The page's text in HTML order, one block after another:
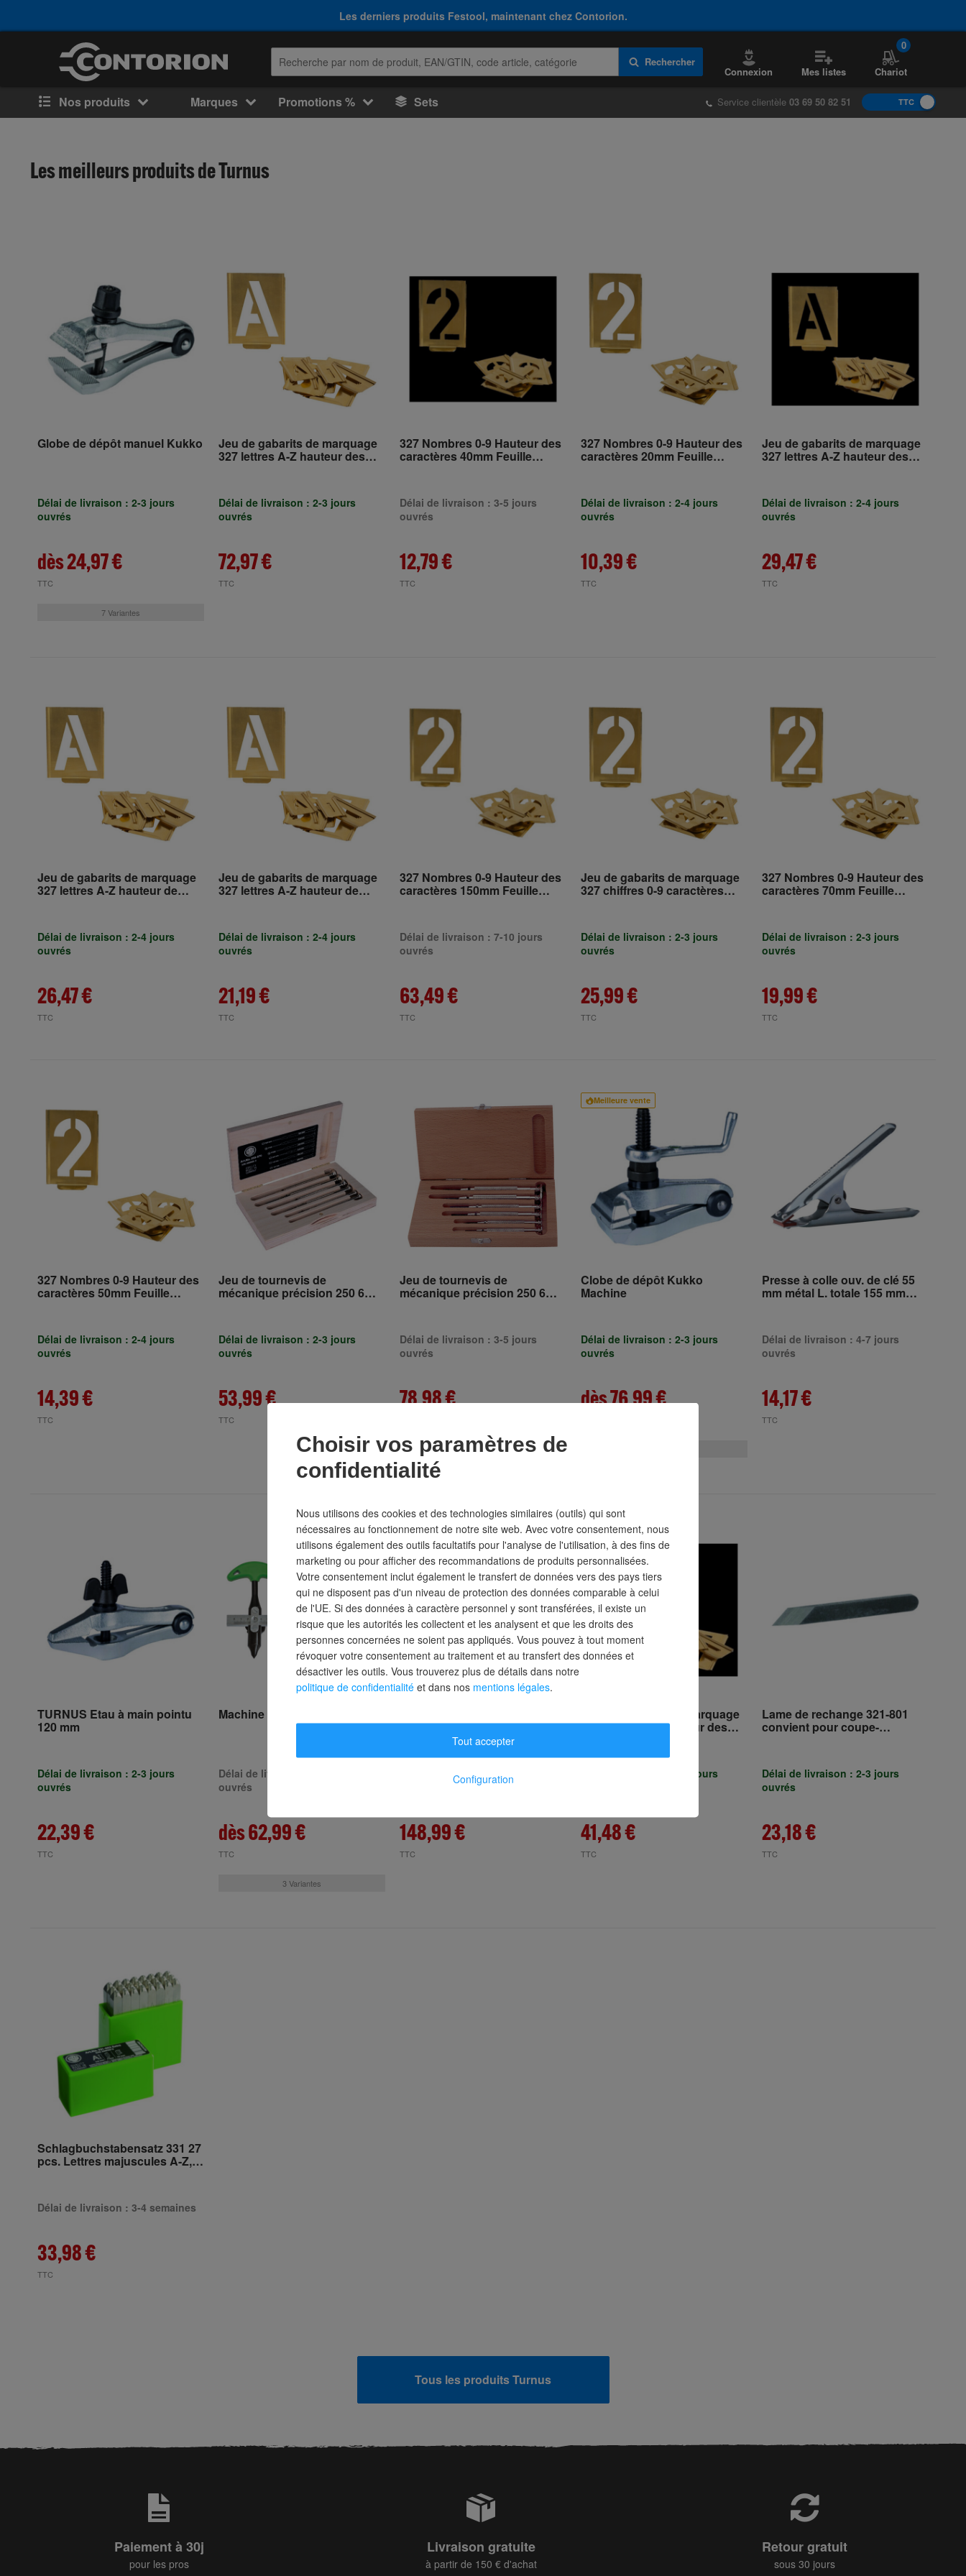
Les derniers produits Festool, maintenant chez Contorion.
Rechercher
Connexion Mes listes
0
Chariot
Nos produits Marques Promotions % Sets Service clientèle 03 69 50 82 51 TTC
Les meilleurs produits de Turnus
Globe de dépôt manuel Kukko
Délai de livraison : 2-3 jours
ouvrés
dès 24,97 €
TTC
7 Variantes
Jeu de gabarits de marquage
327 lettres A-Z hauteur des
Délai de livraison : 2-3 jours
ouvrés
72,97 €
TTC
327 Nombres 0-9 Hauteur des
caractères 40mm Feuille
Délai de livraison : 3-5 jours
ouvrés
12,79 €
TTC
327 Nombres 0-9 Hauteur des
caractères 20mm Feuille
Délai de livraison : 2-4 jours
ouvrés
10,39 €
TTC
Jeu de gabarits de marquage
327 lettres A-Z hauteur des
Délai de livraison : 2-4 jours
ouvrés
29,47 €
TTC
Jeu de gabarits de marquage
327 lettres A-Z hauteur de
Délai de livraison : 2-4 jours
ouvrés
26,47 €
TTC
Jeu de gabarits de marquage
327 lettres A-Z hauteur de
Délai de livraison : 2-4 jours
ouvrés
21,19 €
TTC
327 Nombres 0-9 Hauteur des
caractères 150mm Feuille
Délai de livraison : 7-10 jours
ouvrés
63,49 €
TTC
Jeu de gabarits de marquage
327 chiffres 0-9 caractères
Délai de livraison : 2-3 jours
ouvrés
25,99 €
TTC
327 Nombres 0-9 Hauteur des
caractères 70mm Feuille
Délai de livraison : 2-3 jours
ouvrés
19,99 €
TTC
327 Nombres 0-9 Hauteur des
caractères 50mm Feuille
Délai de livraison : 2-4 jours
ouvrés
14,39 €
TTC
Jeu de tournevis de
mécanique précision 250 6
Délai de livraison : 2-3 jours
ouvrés
53,99 €
TTC
Jeu de tournevis de
mécanique précision 250 6
Délai de livraison : 3-5 jours
ouvrés
78,98 €
Meilleure vente
Clobe de dépôt Kukko
Machine
Délai de livraison : 2-3 jours
ouvrés
dès 76,99 €
Presse à colle ouv. de clé 55
mm métal L. totale 155 mm
Délai de livraison : 4-7 jours
ouvrés
14,17 €
TTC
TURNUS Etau à main pointu
120 mm
Délai de livraison : 2-3 jours
ouvrés
22,39 €
TTC
Machine à trancher Kukko
Délai de livraison : 3-5 jours
ouvrés
dès 62,99 €
TTC
3 Variantes
327 lettres A-Z hauteur des
caractères 150mm feuille
spéciale TURNUS
Délai de livraison : 7-10 jours
148,99 €
TTC
Jeu de gabarits de marquage
327 lettres A-Z hauteur des
spéciale TURNUS
Délai de livraison : 2-4 jours
41,48 €
TTC
Lame de rechange 321-801
convient pour coupe-
Délai de livraison : 2-3 jours
ouvrés
23,18 €
TTC
Schlagbuchstabensatz 331 27
pcs. Lettres majuscules A-Z,
Délai de livraison : 3-4 semaines
33,98 €
TTC
Tous les produits Turnus
Paiement à 30j
pour les pros
Livraison gratuite
à partir de 150 € d'achat
Retour gratuit
sous 30 jours
Choisir vos paramètres de
confidentialité
Nous utilisons des cookies et des technologies similaires (outils) qui sont
nécessaires au fonctionnement de notre site web. Avec votre consentement, nous
utilisons également des outils facultatifs pour l'analyse de l'utilisation, à des fins de
marketing ou pour afficher des recommandations de produits personnalisées.
Votre consentement inclut également le transfert de données vers des pays tiers
qui ne disposent pas d'un niveau de protection des données comparable à celui
de l'UE. Si des données à caractère personnel y sont transférées, il existe un
risque que les autorités les collectent et les analysent et que les droits des
personnes concernées ne soient pas appliqués. Vous pouvez à tout moment
révoquer votre consentement au traitement et au transfert des données et
désactiver les outils. Vous trouverez plus de détails dans notre
politique de confidentialité et dans nos mentions légales.
Tout accepter
Configuration